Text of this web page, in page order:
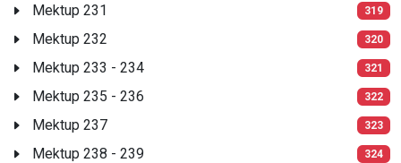
Mektup 231 319
Mektup 232 320
Mektup 233 - 234 321
Mektup 235 - 236 322
Mektup 237 323
Mektup 238 - 239 324